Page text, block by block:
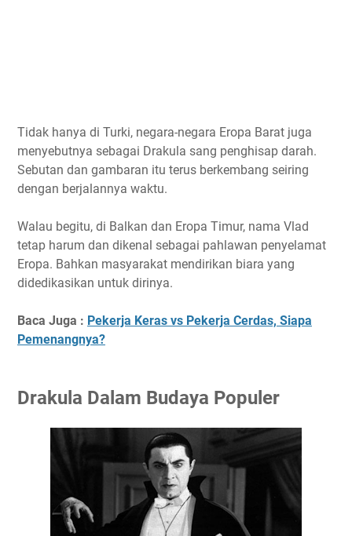
Tidak hanya di Turki, negara-negara Eropa Barat juga
menyebutnya sebagai Drakula sang penghisap darah.
Sebutan dan gambaran itu terus berkembang seiring
dengan berjalannya waktu.
Walau begitu, di Balkan dan Eropa Timur, nama Vlad
tetap harum dan dikenal sebagai pahlawan penyelamat
Eropa. Bahkan masyarakat mendirikan biara yang
didedikasikan untuk dirinya.
Baca Juga : Pekerja Keras vs Pekerja Cerdas, Siapa
Pemenangnya?
Drakula Dalam Budaya Populer